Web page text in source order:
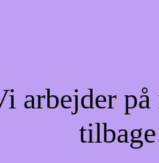
arbejder